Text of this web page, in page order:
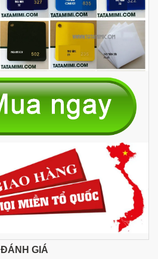
ĐÁNH GIÁ